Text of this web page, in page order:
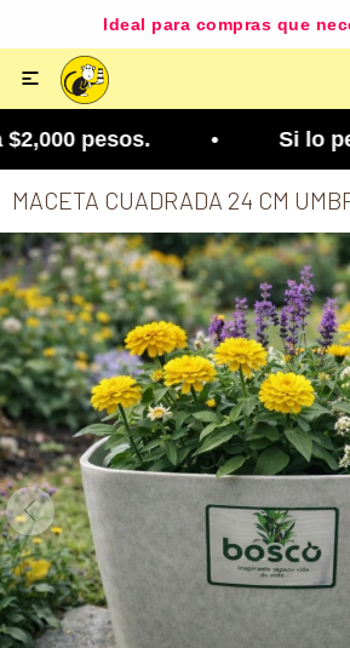
Ideal para compras que

pesos. • Si lo
MACETA CUADRADA 24 CM